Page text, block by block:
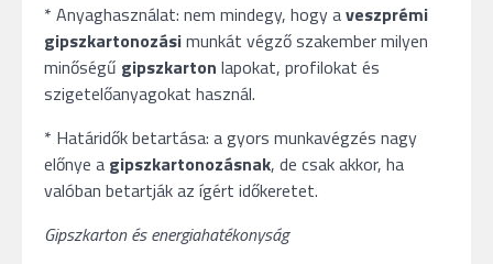
* Anyaghasználat: nem mindegy, hogy aveszprémi
gipszkartonozásimunkát végző szakember milyen
minőségű gipszkarton lapokat, profilokat és
szigetelőanyagokat használ.
* Határidők betartása: a gyors munkavégzés nagy
előnye a gipszkartonozásnak, de csak akkor, ha
valóban betartják az ígért időkeretet.
Gipszkarton és energiahatékonyság